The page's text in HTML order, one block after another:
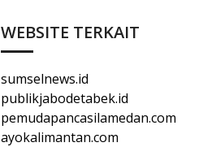
WEBSITE TERKAIT
sumselnews.id
publikjabodetabek.id
pemudapancasilamedan.com
ayokalimantan.com